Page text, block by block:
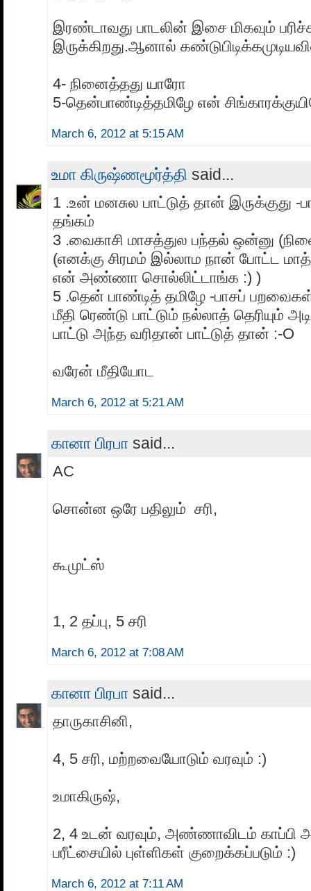
இரண்டாவது பாடலின் இசை மிகவும்
இருக்கிறது.ஆனால்
4- நினைத்தது யாரோ
5-தென்பாண்டித்தமிழே என்
March 6, 2012 at 5:15 AM
உமா கிருஷ்ணமூர்த்தி said...
1 .உன் மனசுல பாட்டுத் தான் இருக்குது -
தங்கம்
3 .வைகாசி மாசத்துல பந்தல் ஒன்னு
(எனக்கு சிரமம் இல்லாம நான் போட்ட
என் அண்ணா சொல்லிட்டாங்க :) )
5 .தென் பாண்டித் தமிழே -பாசப்
மீதி ரெண்டு பாட்டும் நல்லாத் தெரியும்
பாட்டு அந்த வரிதான் பாட்டுத் தான் :-O
வரேன் மீதியோட
March 6, 2012 at 5:21 AM
கானா பிரபா said...
AC
சொன்ன ஒரே பதிலும் சரி,
கூமுட்ஸ்
1, 2 தப்பு, 5 சரி
March 6, 2012 at 7:08 AM
கானா பிரபா said...
தாருகாசினி,
4, 5 சரி, மற்றவையோடும் வரவும் :)
உமாகிருஷ்,
2, 4 உடன் வரவும், அண்ணாவிடம் காப்பி
பரீட்சையில் புள்ளிகள் குறைக்கப்படும் :)
March 6, 2012 at 7:11 AM